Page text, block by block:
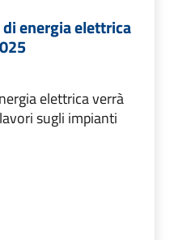
energia elettrica
elettrica verrà
sugli impianti